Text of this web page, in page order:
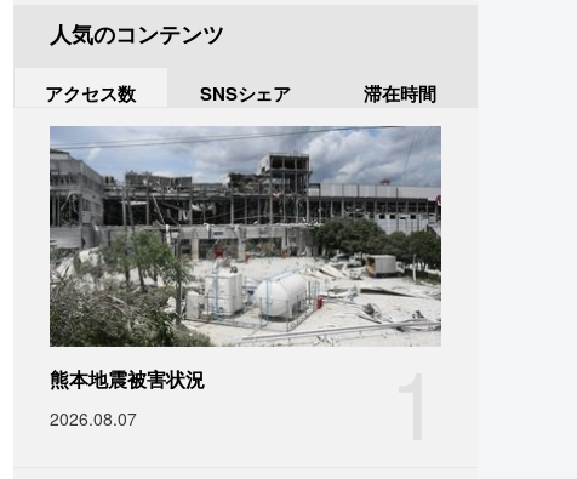
人気のコンテンツ
アクセス数 SNSシェア 滞在時間
熊本地震被害状況
2026.08.07